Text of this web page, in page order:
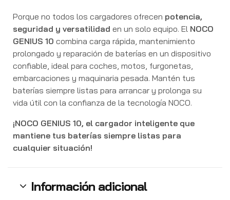
Porque no todos los cargadores ofrecen potencia,
seguridad y versatilidad en un solo equipo. El NOCO
GENIUS 10 combina carga rápida, mantenimiento
prolongado y reparación de baterías en un dispositivo
confiable, ideal para coches, motos, furgonetas,
embarcaciones y maquinaria pesada. Mantén tus
baterías siempre listas para arrancar y prolonga su
vida útil con la confianza de la tecnología NOCO.
¡NOCO GENIUS 10, el cargador inteligente que
mantiene tus baterías siempre listas para
cualquier situación!
Información adicional